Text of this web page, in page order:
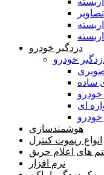
دزدگیر خودرو
خودرو
ساده
خودرو
ای
خودرو
هوشمندسازی
انواع ریموت کنترل
های اعلام حریق
نرم افزار